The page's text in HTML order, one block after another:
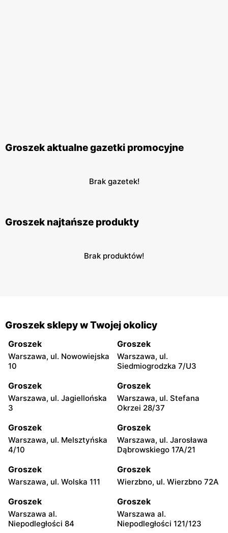
Groszek aktualne gazetki promocyjne
Brak gazetek!
Groszek najtańsze produkty
Brak produktów!
Groszek sklepy w Twojej okolicy
Groszek
Warszawa, ul. Nowowiejska
10
Groszek
Warszawa, ul.
Siedmiogrodzka 7/U3
Groszek
Warszawa, ul. Jagiellońska
3
Groszek
Warszawa, ul. Stefana
Okrzei 28/37
Groszek
Warszawa, ul. Melsztyńska
4/10
Groszek
Warszawa, ul. Jarosława
Dąbrowskiego 17A/21
Groszek
Warszawa, ul. Wolska 111
Groszek
Wierzbno, ul. Wierzbno 72A
Groszek
Warszawa al.
Niepodległości 84
Groszek
Warszawa al.
Niepodległości 121/123